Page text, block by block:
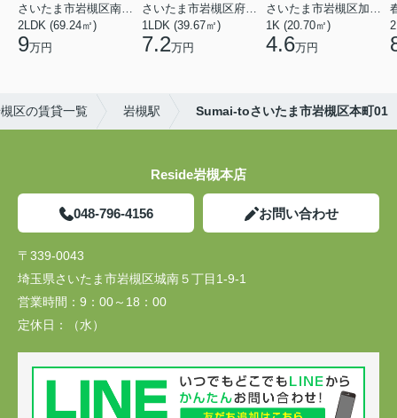
2LDK (69.24㎡)
9万円
1LDK (39.67㎡)
7.2万円
1K (20.70㎡)
4.6万円
区の賃貸一覧 岩槻駅 Sumai-toさいたま市岩槻区本町01
Reside岩槻本店
048-796-4156 お問い合わせ
〒339-0043
埼玉県さいたま市岩槻区城南５丁目1-9-1
営業時間： 9：00～18：00
定休日：
（水）